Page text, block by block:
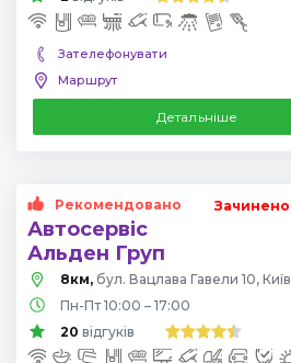
Зателефонувати
Маршрут
Детальніше
Рекомендовано
Автосервіс
Альден Груп
Зачинено
8км, бул. Вацлава Гавели 10, Київ
Пн-Пт 10:00 – 17:00
20 відгуків